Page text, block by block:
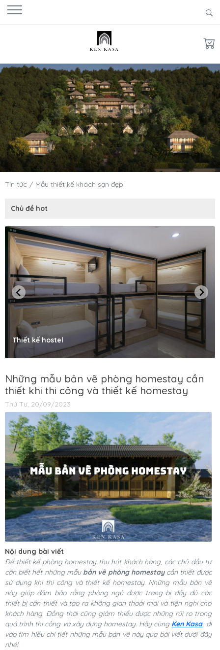
Tin tức Mẫu thiết kế khách sạn đẹp
Chủ đề hot
Thiết kế hostel
Những mẫu bản vẽ phòng homestay cần
thiết khi thi công và thiết kế homestay
Thứ Tư, 20/09/2023
Nội dung bài viết
Để thiết kế phòng homestay thu hút khách hàng, các chủ đầu tư
cần biết hết những mẫu bản vẽ phòng homestaycần thiết được
sử dụng khi thi công và thiết kế homestay. Những mẫu bản vẽ
này giúp đảm bảo rằng phòng ngủ được trang bị đầy đủ các
thiết bị cần thiết và tạo ra không gian thoải mái và tiện nghi cho
khách hàng. Đồng thời cũng giảm thiểu được những rủi ro trong
quá trình thi công và xây dựng homestay. Hãy cùng Ken Kasa, đi
vào tìm hiểu chi tiết những mẫu bản vẽ này qua bài viết dưới đây
nhé!